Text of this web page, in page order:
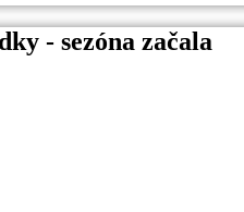
- sezóna začala